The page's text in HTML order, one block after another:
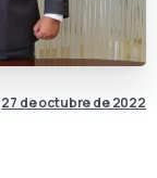
27 de octubre de 2022